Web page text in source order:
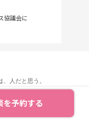
を予約する
協議会に
、人だと思う。